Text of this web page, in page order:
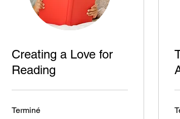
Creating a Love for
Reading
Terminé